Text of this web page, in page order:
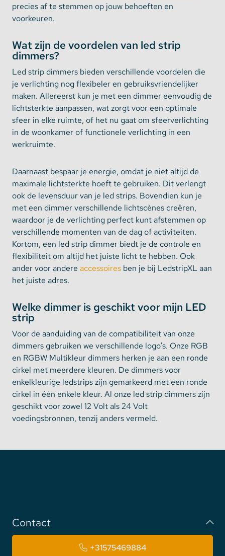
precies af te stemmen op jouw behoeften en
voorkeuren.
Wat zijn de voordelen van led strip
dimmers?
Led strip dimmers bieden verschillende voordelen die
je verlichting nog flexibeler en gebruiksvriendelijker
maken. Allereerst kun je met een dimmer eenvoudig de
lichtsterkte aanpassen, wat zorgt voor een optimale
sfeer in elke ruimte, of het nu gaat om sfeerverlichting
in de woonkamer of functionele verlichting in een
werkruimte.
Daarnaast bespaar je energie, omdat je niet altijd de
maximale lichtsterkte hoeft te gebruiken. Dit verlengt
ook de levensduur van je led strips. Bovendien kun je
met een dimmer verschillende lichtscènes creëren,
waardoor je de verlichting perfect kunt afstemmen op
verschillende momenten van de dag of activiteiten.
Kortom, een led strip dimmer biedt je de controle en
flexibiliteit om altijd het juiste licht te hebben. Ook
ander voor andere accessoires ben je bij LedstripXL aan
het juiste adres.
Welke dimmer is geschikt voor mijn LED
strip
Voor de aanduiding van de compatibiliteit van onze
dimmers gebruiken we verschillende logo's. Onze RGB
en RGBW Multikleur dimmers herken je aan een ronde
cirkel met meerdere kleuren. De dimmers voor
enkelkleurige ledstrips zijn gemarkeerd met een ronde
cirkel in één enkele kleur. Al onze led strip dimmers zijn
geschikt voor zowel 12 Volt als 24 Volt
voedingsbronnen, tenzij anders vermeld.
Contact
+31575469884